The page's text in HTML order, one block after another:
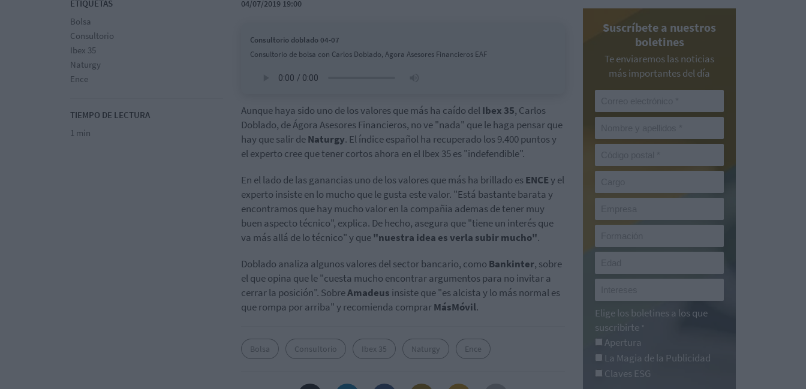
ETIQUETAS
Bolsa
Consultorio
Ibex 35
Naturgy
Ence
TIEMPO DE LECTURA
1 min
04/07/2019 19:00
Consultorio doblado 04-07
Consultorio de bolsa con Carlos Doblado, Agora Asesores Financieros EAF
Aunque haya sido uno de los valores que más ha caído delIbex 35, Carlos
Doblado, de Ágora Asesores Financieros, no ve "nada" que le haga pensar que
hay que salir deNaturgy. El índice español ha recuperado los 9.400 puntos y
el experto cree que tener cortos ahora en el Ibex 35 es "indefendible".
En el lado de las ganancias uno de los valores que más ha brillado esENCEy el
experto insiste en lo mucho que le gusta este valor. "Está bastante barata y
encontramos que hay mucho valor en la compañia ademas de tener muy
buen aspecto técnico", explica. De hecho, asegura que "tiene un interés que
va más allá de lo técnico" y que"nuestra idea es verla subir mucho".
Doblado analiza algunos valores del sector bancario, como Bankinter, sobre
el que opina que le "cuesta mucho encontrar argumentos para no invitar a
cerrar la posición". SobreAmadeus insiste que "es alcista y lo más normal es
que rompa por arriba" y recomienda comprarMásMóvil.
Bolsa Consultorio Ibex 35 Naturgy Ence
Suscríbete a nuestros
boletines
Te enviaremos las noticias
más importantes del día
Elige los boletines a los que
suscribirte *
Apertura
La Magia de la Publicidad
Claves ESG